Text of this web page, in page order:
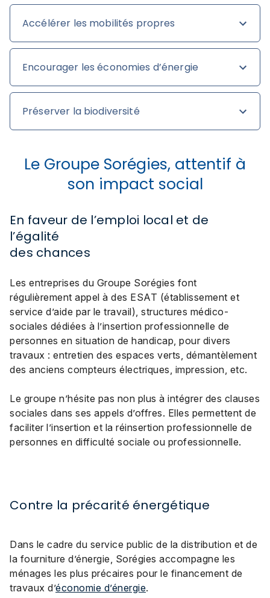
Accélérer les mobilités propres
Encourager les économies d’énergie
Préserver la biodiversité
Le Groupe Sorégies, attentif à
son impact social
En faveur de l’emploi local et de
l’égalité
des chances
Les entreprises du Groupe Sorégies font
régulièrement appel à des ESAT (établissement et
service d’aide par le travail), structures médico-
sociales dédiées à l’insertion professionnelle de
personnes en situation de handicap, pour divers
travaux : entretien des espaces verts, démantèlement
des anciens compteurs électriques, impression, etc.
Le groupe n’hésite pas non plus à intégrer des clauses
sociales dans ses appels d’offres. Elles permettent de
faciliter l’insertion et la réinsertion professionnelle de
personnes en difficulté sociale ou professionnelle.
Contre la précarité énergétique
Dans le cadre du service public de la distribution et de
la fourniture d’énergie, Sorégies accompagne les
ménages les plus précaires pour le financement de
travaux d’économie d’énergie.